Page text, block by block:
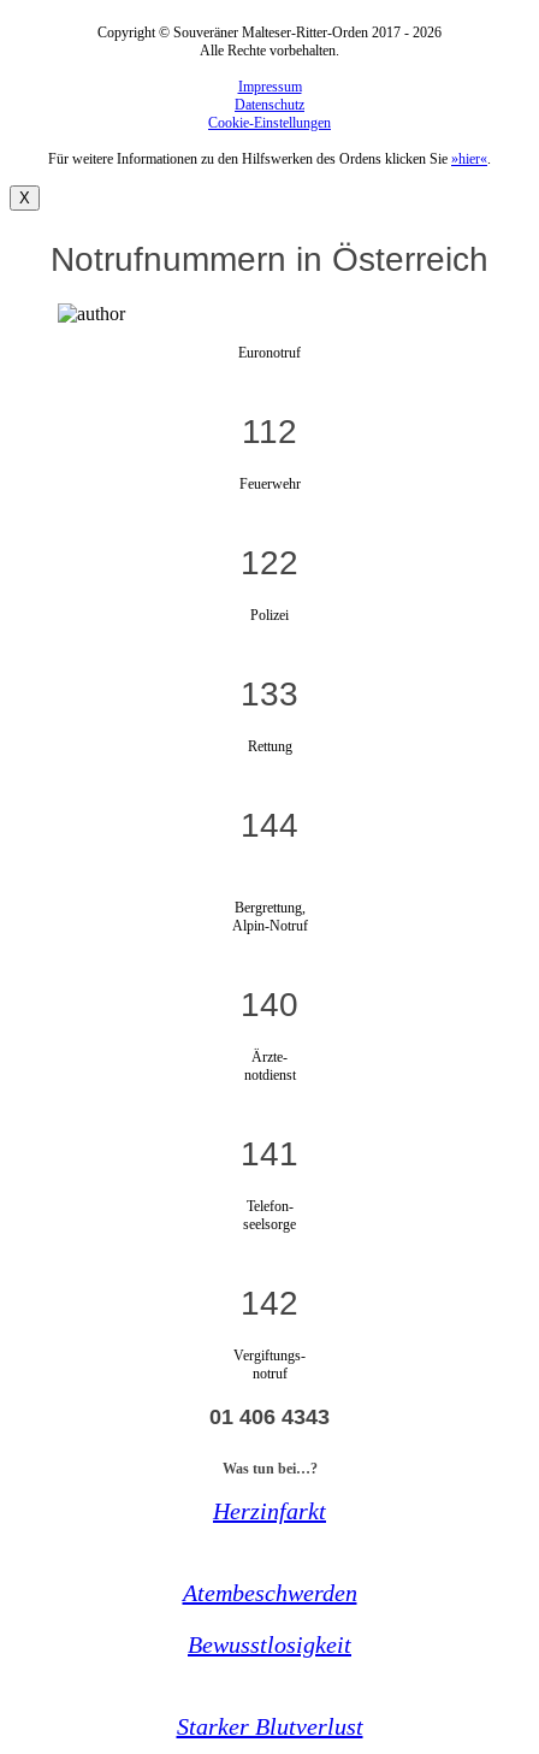
Copyright © Souveräner Malteser-Ritter-Orden 2017 - 2026
Alle Rechte vorbehalten.
Impressum
Datenschutz
Cookie-Einstellungen
Für weitere Informationen zu den Hilfswerken des Ordens klicken Sie »hier«
X
Notrufnummern in Österreich
Euronotruf
112
Feuerwehr
122
Polizei
133
Rettung
144
Bergrettung,
Alpin-Notruf
140
Ärzte-
notdienst
141
Telefon-
seelsorge
142
Vergiftungs-
notruf
01 406 4343
Was tun bei…?
Herzinfarkt
Atembeschwerden
Bewusstlosigkeit
Starker Blutverlust